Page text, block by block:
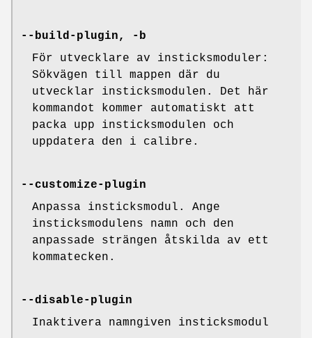
--build-plugin, -b
För utvecklare av insticksmoduler:
Sökvägen till mappen där du
utvecklar insticksmodulen. Det här
kommandot kommer automatiskt att
packa upp insticksmodulen och
uppdatera den i calibre.
--customize-plugin
Anpassa insticksmodul. Ange
insticksmodulens namn och den
anpassade strängen åtskilda av ett
kommatecken.
--disable-plugin
Inaktivera namngiven insticksmodul